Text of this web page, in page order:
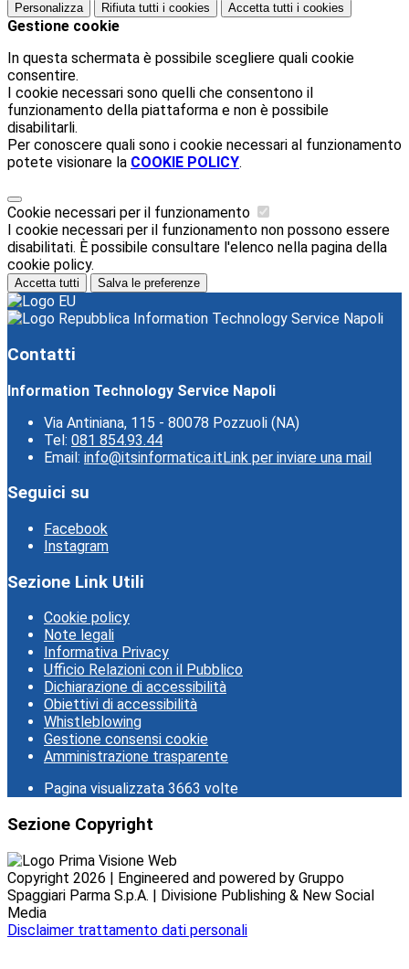
Personalizza Rifiuta tutti i cookies Accetta tutti i cookies
Gestione cookie
In questa schermata è possibile scegliere quali cookie
consentire.
I cookie necessari sono quelli che consentono il
funzionamento della piattaforma e non è possibile
disabilitarli.
Per conoscere quali sono i cookie necessari al funzionamento
potete visionare la COOKIE POLICY.
Cookie necessari per il funzionamento
I cookie necessari per il funzionamento non possono essere
disabilitati. È possibile consultare l'elenco nella pagina della
cookie policy.
Accetta tutti Salva le preferenze
Information Technology Service Napoli
Contatti
Information Technology Service Napoli
Via Antiniana, 115 - 80078 Pozzuoli (NA)
Tel: 081 854.93.44
Email: info@itsinformatica.itLink per inviare una mail
Seguici su
Facebook
Instagram
Sezione Link Utili
Cookie policy
Note legali
Informativa Privacy
Ufficio Relazioni con il Pubblico
Dichiarazione di accessibilità
Obiettivi di accessibilità
Whistleblowing
Gestione consensi cookie
Amministrazione trasparente
Pagina visualizzata 3663 volte
Sezione Copyright
Copyright 2026 | Engineered and powered by Gruppo
Spaggiari Parma S.p.A. | Divisione Publishing & New Social
Media
Disclaimer trattamento dati personali